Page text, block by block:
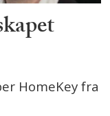
HomeKey fra